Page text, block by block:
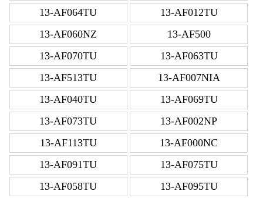
13-AF064TU
13-AF012TU
13-AF060NZ
13-AF500
13-AF070TU
13-AF063TU
13-AF513TU
13-AF007NIA
13-AF040TU
13-AF069TU
13-AF073TU
13-AF002NP
13-AF113TU
13-AF000NC
13-AF091TU
13-AF075TU
13-AF058TU
13-AF095TU